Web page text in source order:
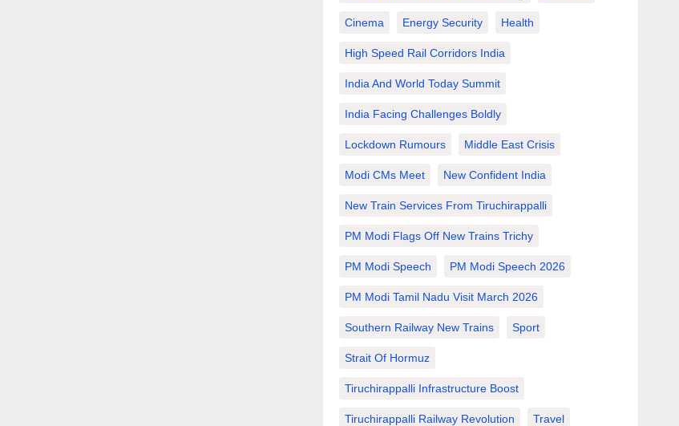
Cinema Energy Security Health
High Speed Rail Corridors India
India And World Today Summit
India Facing Challenges Boldly
Lockdown Rumours Middle East Crisis
Modi CMs Meet New Confident India
New Train Services From Tiruchirappalli
PM Modi Flags Off New Trains Trichy
PM Modi Speech PM Modi Speech 2026
PM Modi Tamil Nadu Visit March 2026
Southern Railway New Trains Sport
Strait Of Hormuz
Tiruchirappalli Infrastructure Boost
Tiruchirappalli Railway Revolution Travel